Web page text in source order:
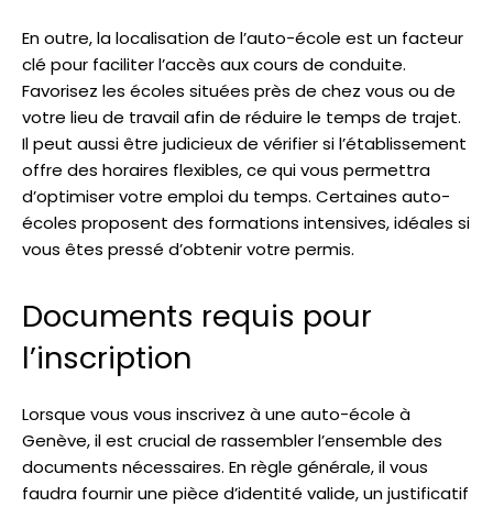
En outre, la localisation de l’auto-école est un facteur
clé pour faciliter l’accès aux cours de conduite.
Favorisez les écoles situées près de chez vous ou de
votre lieu de travail afin de réduire le temps de trajet.
Il peut aussi être judicieux de vérifier si l’établissement
offre des horaires flexibles, ce qui vous permettra
d’optimiser votre emploi du temps. Certaines auto-
écoles proposent des formations intensives, idéales si
vous êtes pressé d’obtenir votre permis.
Documents requis pour
l’inscription
Lorsque vous vous inscrivez à une auto-école à
Genève, il est crucial de rassembler l’ensemble des
documents nécessaires. En règle générale, il vous
faudra fournir une pièce d’identité valide, un justificatif